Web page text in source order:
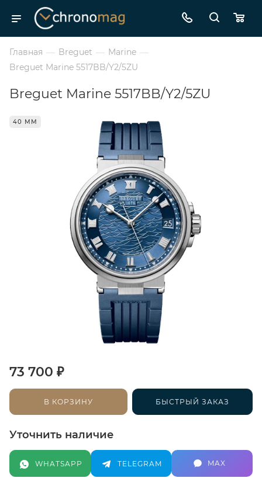
Главная — Breguet — Marine —
Breguet Marine 5517BB/Y2/5ZU
Breguet Marine 5517BB/Y2/5ZU
40 ММ
73 700 ₽
В КОРЗИНУ БЫСТРЫЙ ЗАКАЗ
Уточнить наличие
WHATSAPP TELEGRAM MAX